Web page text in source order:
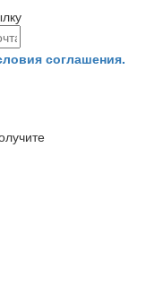
соглашения.